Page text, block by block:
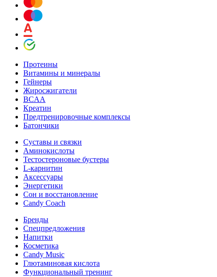
Протеины
Витамины и минералы
Гейнеры
Жиросжигатели
BCAA
Креатин
Предтренировочные комплексы
Батончики
Суставы и связки
Аминокислоты
Тестостероновые бустеры
L-карнитин
Аксессуары
Энергетики
Сон и восстановление
Candy Coach
Бренды
Спецпредложения
Напитки
Косметика
Candy Music
Глютаминовая кислота
Функциональный тренинг